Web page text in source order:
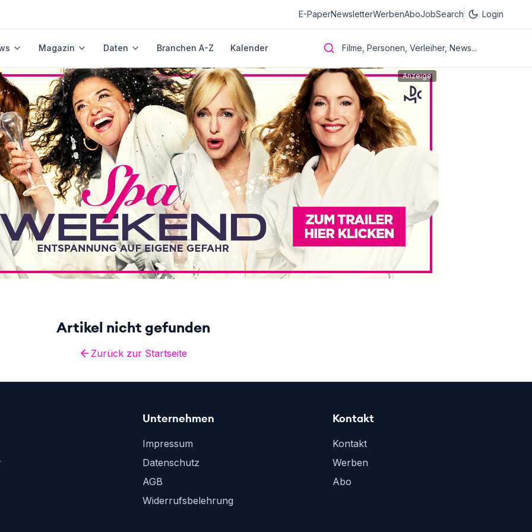
E-PaperNewsletterWerbenAboJobSearch Login
Magazin Daten Branchen A-Z Kalender Filme, Personen, Verleiher, News...
Anzeige
Artikel nicht gefunden
Zurück zur Startseite
Unternehmen
Impressum
Datenschutz
AGB
Widerrufsbelehrung
Kontakt
Kontakt
Werben
Abo